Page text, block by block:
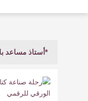
*أستاذ مساعد